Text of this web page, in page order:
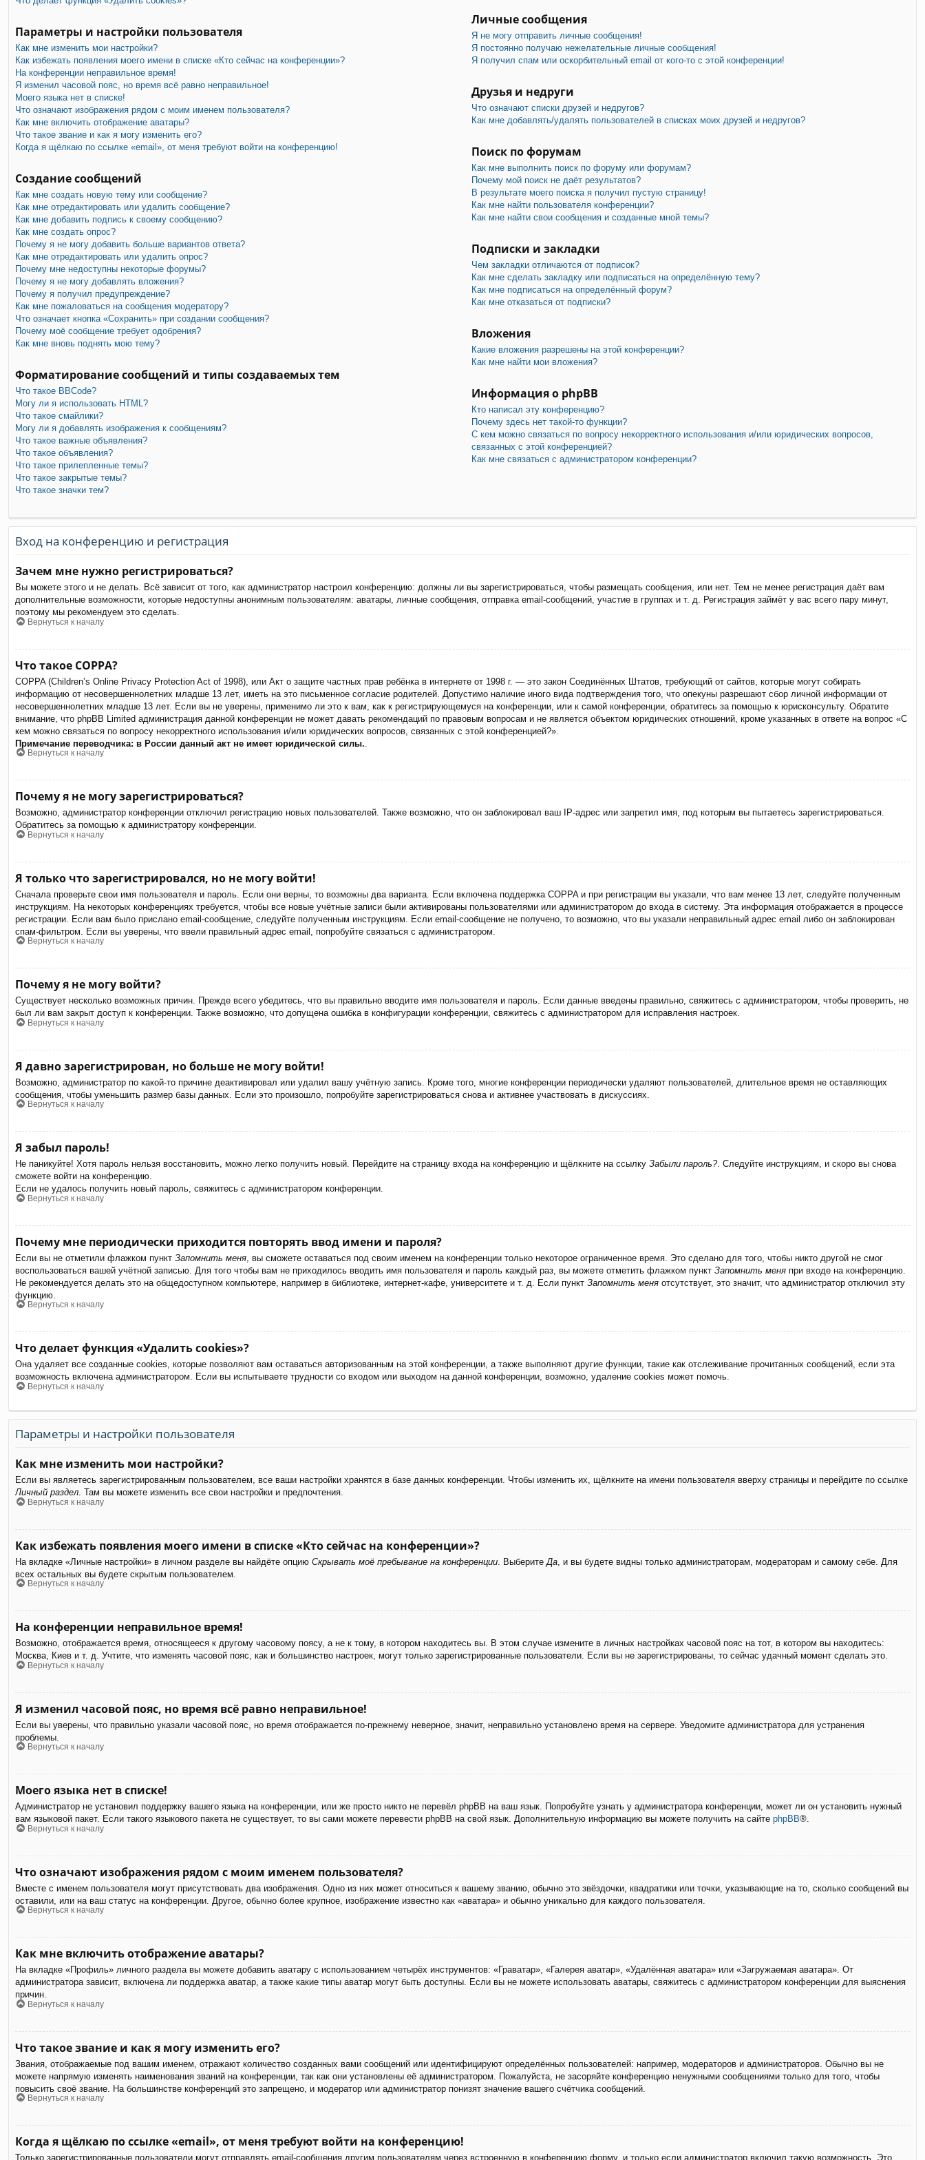
Параметры и настройки пользователя
Как мне изменить мои настройки?
Как избежать появления моего имени в списке «Кто сейчас на конференции»?
На конференции неправильное время!
Я изменил часовой пояс, но время всё равно неправильное!
Моего языка нет в списке!
Что означают изображения рядом с моим именем пользователя?
Как мне включить отображение аватары?
Что такое звание и как я могу изменить его?
Когда я щёлкаю по ссылке «email», от меня требуют войти на конференцию!
Создание сообщений
Как мне создать новую тему или сообщение?
Как мне отредактировать или удалить сообщение?
Как мне добавить подпись к своему сообщению?
Как мне создать опрос?
Почему я не могу добавить больше вариантов ответа?
Как мне отредактировать или удалить опрос?
Почему мне недоступны некоторые форумы?
Почему я не могу добавлять вложения?
Почему я получил предупреждение?
Как мне пожаловаться на сообщения модератору?
Что означает кнопка «Сохранить» при создании сообщения?
Почему моё сообщение требует одобрения?
Как мне вновь поднять мою тему?
Форматирование сообщений и типы создаваемых тем
Что такое BBCode?
Могу ли я использовать HTML?
Что такое смайлики?
Могу ли я добавлять изображения к сообщениям?
Что такое важные объявления?
Что такое объявления?
Что такое прилепленные темы?
Что такое закрытые темы?
Что такое значки тем?
Личные сообщения
Я не могу отправить личные сообщения!
Я постоянно получаю нежелательные личные сообщения!
Я получил спам или оскорбительный email от кого-то с этой конференции!
Друзья и недруги
Что означают списки друзей и недругов?
Как мне добавлять/удалять пользователей в списках моих друзей и недругов?
Поиск по форумам
Как мне выполнить поиск по форуму или форумам?
Почему мой поиск не даёт результатов?
В результате моего поиска я получил пустую страницу!
Как мне найти пользователя конференции?
Как мне найти свои сообщения и созданные мной темы?
Подписки и закладки
Чем закладки отличаются от подписок?
Как мне сделать закладку или подписаться на определённую тему?
Как мне подписаться на определённый форум?
Как мне отказаться от подписки?
Вложения
Какие вложения разрешены на этой конференции?
Как мне найти мои вложения?
Информация о phpBB
Кто написал эту конференцию?
Почему здесь нет такой-то функции?
С кем можно связаться по вопросу некорректного использования и/или юридических вопросов,
связанных с этой конференцией?
Как мне связаться с администратором конференции?
Вход на конференцию и регистрация
Зачем мне нужно регистрироваться?
Вы можете этого и не делать. Всё зависит от того, как администратор настроил конференцию: должны ли вы зарегистрироваться, чтобы размещать сообщения, или нет. Тем не менее регистрация даёт вам
дополнительные возможности, которые недоступны анонимным пользователям: аватары, личные сообщения, отправка email-сообщений, участие в группах и т. д. Регистрация займёт у вас всего пару минут,
поэтому мы рекомендуем это сделать.
Вернуться к началу
Что такое COPPA?
COPPA (Children’s Online Privacy Protection Act of 1998), или Акт о защите частных прав ребёнка в интернете от 1998 г. — это закон Соединённых Штатов, требующий от сайтов, которые могут собирать
информацию от несовершеннолетних младше 13 лет, иметь на это письменное согласие родителей. Допустимо наличие иного вида подтверждения того, что опекуны разрешают сбор личной информации от
несовершеннолетних младше 13 лет. Если вы не уверены, применимо ли это к вам, как к регистрирующемуся на конференции, или к самой конференции, обратитесь за помощью к юрисконсульту. Обратите
внимание, что phpBB Limited администрация данной конференции не может давать рекомендаций по правовым вопросам и не является объектом юридических отношений, кроме указанных в ответе на вопрос «С
кем можно связаться по вопросу некорректного использования и/или юридических вопросов, связанных с этой конференцией?».
Примечание переводчика: в России данный акт не имеет юридической силы.
Вернуться к началу
Почему я не могу зарегистрироваться?
Возможно, администратор конференции отключил регистрацию новых пользователей. Также возможно, что он заблокировал ваш IP-адрес или запретил имя, под которым вы пытаетесь зарегистрироваться.
Обратитесь за помощью к администратору конференции.
Вернуться к началу
Я только что зарегистрировался, но не могу войти!
Сначала проверьте свои имя пользователя и пароль. Если они верны, то возможны два варианта. Если включена поддержка COPPA и при регистрации вы указали, что вам менее 13 лет, следуйте полученным
инструкциям. На некоторых конференциях требуется, чтобы все новые учётные записи были активированы пользователями или администратором до входа в систему. Эта информация отображается в процессе
регистрации. Если вам было прислано email-сообщение, следуйте полученным инструкциям. Если email-сообщение не получено, то возможно, что вы указали неправильный адрес email либо он заблокирован
спам-фильтром. Если вы уверены, что ввели правильный адрес email, попробуйте связаться с администратором.
Вернуться к началу
Почему я не могу войти?
Существует несколько возможных причин. Прежде всего убедитесь, что вы правильно вводите имя пользователя и пароль. Если данные введены правильно, свяжитесь с администратором, чтобы проверить, не
был ли вам закрыт доступ к конференции. Также возможно, что допущена ошибка в конфигурации конференции, свяжитесь с администратором для исправления настроек.
Вернуться к началу
Я давно зарегистрирован, но больше не могу войти!
Возможно, администратор по какой-то причине деактивировал или удалил вашу учётную запись. Кроме того, многие конференции периодически удаляют пользователей, длительное время не оставляющих
сообщения, чтобы уменьшить размер базы данных. Если это произошло, попробуйте зарегистрироваться снова и активнее участвовать в дискуссиях.
Вернуться к началу
Я забыл пароль!
Не паникуйте! Хотя пароль нельзя восстановить, можно легко получить новый. Перейдите на страницу входа на конференцию и щёлкните на ссылку Забыли пароль?. Следуйте инструкциям, и скоро вы снова
сможете войти на конференцию.
Если не удалось получить новый пароль, свяжитесь с администратором конференции.
Вернуться к началу
Почему мне периодически приходится повторять ввод имени и пароля?
Если вы не отметили флажком пункт Запомнить меня , вы сможете оставаться под своим именем на конференции только некоторое ограниченное время. Это сделано для того, чтобы никто другой не смог
воспользоваться вашей учётной записью. Для того чтобы вам не приходилось вводить имя пользователя и пароль каждый раз, вы можете отметить флажком пункт Запомнить меня при входе на конференцию.
Не рекомендуется делать это на общедоступном компьютере, например в библиотеке, интернет-кафе, университете и т. д. Если пункт Запомнить меня отсутствует, это значит, что администратор отключил эту
функцию.
Вернуться к началу
Что делает функция «Удалить cookies»?
Она удаляет все созданные cookies, которые позволяют вам оставаться авторизованным на этой конференции, а также выполняют другие функции, такие как отслеживание прочитанных сообщений, если эта
возможность включена администратором. Если вы испытываете трудности со входом или выходом на данной конференции, возможно, удаление cookies может помочь.
Вернуться к началу
Параметры и настройки пользователя
Как мне изменить мои настройки?
Если вы являетесь зарегистрированным пользователем, все ваши настройки хранятся в базе данных конференции. Чтобы изменить их, щёлкните на имени пользователя вверху страницы и перейдите по ссылке
Личный раздел. Там вы можете изменить все свои настройки и предпочтения.
Вернуться к началу
Как избежать появления моего имени в списке «Кто сейчас на конференции»?
На вкладке «Личные настройки» в личном разделе вы найдёте опцию Скрывать моё пребывание на конференции . Выберите Да , и вы будете видны только администраторам, модераторам и самому себе. Для
всех остальных вы будете скрытым пользователем.
Вернуться к началу
На конференции неправильное время!
Возможно, отображается время, относящееся к другому часовому поясу, а не к тому, в котором находитесь вы. В этом случае измените в личных настройках часовой пояс на тот, в котором вы находитесь:
Москва, Киев и т. д. Учтите, что изменять часовой пояс, как и большинство настроек, могут только зарегистрированные пользователи. Если вы не зарегистрированы, то сейчас удачный момент сделать это.
Вернуться к началу
Я изменил часовой пояс, но время всё равно неправильное!
Если вы уверены, что правильно указали часовой пояс, но время отображается по-прежнему неверное, значит, неправильно установлено время на сервере. Уведомите администратора для устранения
проблемы.
Вернуться к началу
Моего языка нет в списке!
Администратор не установил поддержку вашего языка на конференции, или же просто никто не перевёл phpBB на ваш язык. Попробуйте узнать у администратора конференции, может ли он установить нужный
вам языковой пакет. Если такого языкового пакета не существует, то вы сами можете перевести phpBB на свой язык. Дополнительную информацию вы можете получить на сайте phpBB®.
Вернуться к началу
Что означают изображения рядом с моим именем пользователя?
Вместе с именем пользователя могут присутствовать два изображения. Одно из них может относиться к вашему званию, обычно это звёздочки, квадратики или точки, указывающие на то, сколько сообщений вы
оставили, или на ваш статус на конференции. Другое, обычно более крупное, изображение известно как «аватара» и обычно уникально для каждого пользователя.
Вернуться к началу
Как мне включить отображение аватары?
На вкладке «Профиль» личного раздела вы можете добавить аватару с использованием четырёх инструментов: «Граватар», «Галерея аватар», «Удалённая аватара» или «Загружаемая аватара». От
администратора зависит, включена ли поддержка аватар, а также какие типы аватар могут быть доступны. Если вы не можете использовать аватары, свяжитесь с администратором конференции для выяснения
причин.
Вернуться к началу
Что такое звание и как я могу изменить его?
Звания, отображаемые под вашим именем, отражают количество созданных вами сообщений или идентифицируют определённых пользователей: например, модераторов и администраторов. Обычно вы не
можете напрямую изменять наименования званий на конференции, так как они установлены её администратором. Пожалуйста, не засоряйте конференцию ненужными сообщениями только для того, чтобы
повысить своё звание. На большинстве конференций это запрещено, и модератор или администратор понизят значение вашего счётчика сообщений.
Вернуться к началу
Когда я щёлкаю по ссылке «email», от меня требуют войти на конференцию!
Только зарегистрированные пользователи могут отправлять email-сообщения другим пользователям через встроенную в конференцию форму, и только если администратор включил такую возможность. Это